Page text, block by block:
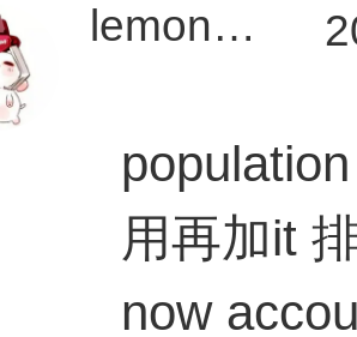
lemon9527
用再加it
now